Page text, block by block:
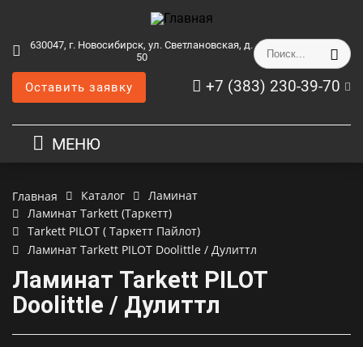
630047, г. Новосибирск, ул. Светлановская, д.
50
+7 (383) 230-39-70
Оставить заявку
МЕНЮ
Главная Каталог
Ламинат
Ламинат Tarkett (Таркетт)
Tarkett PILOT ( Таркетт Пайлот)
Ламинат Tarkett PILOT Doolittle / Дулиттл
Ламинат Tarkett PILOT
Doolittle / Дулиттл